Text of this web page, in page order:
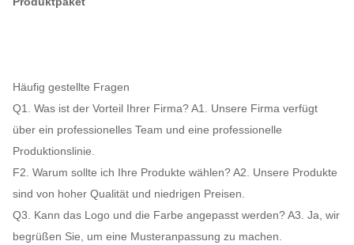
Häufig gestellte Fragen
Q1. Was ist der Vorteil Ihrer Firma? A1. Unsere Firma verfügt
über ein professionelles Team und eine professionelle
Produktionslinie.
F2. Warum sollte ich Ihre Produkte wählen? A2. Unsere Produkte
sind von hoher Qualität und niedrigen Preisen.
Q3. Kann das Logo und die Farbe angepasst werden? A3. Ja, wir
begrüßen Sie, um eine Musteranpassung zu machen.